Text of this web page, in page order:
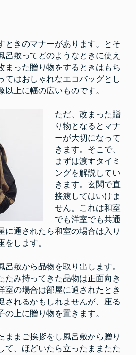
ときのマナーがあります。とそ
呂敷ってどのようなときに使え
まった贈り物をするときはもち
てはおしゃれなエコバッグとし
以上に幅の広いものです。
ただ、改まった贈
り物となるとマナ
ーが大切になって
きます。そこで、
まずは渡すタイミ
ングを解説してい
きます。玄関で直
接渡してはいけま
せん。これは和室
でも洋室でも共通
に通されたら和室の場合は入り
をします。
呂敷から品物を取り出します。
たみ持ってきた品物は正面向き
室の場合は部屋に通されたとき
されるかもしれませんが、座る
の上に贈り物を置きます。
ままご挨拶をし風呂敷から贈り
て、ほどいたら立ったままたた